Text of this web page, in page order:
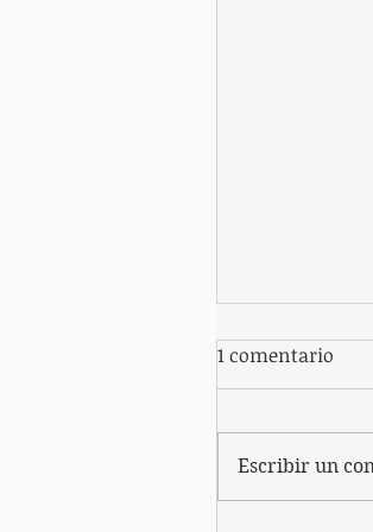
1 comentario
Escribir un